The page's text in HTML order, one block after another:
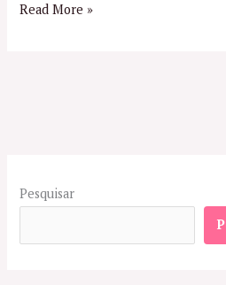
Read More »
Pesquisar